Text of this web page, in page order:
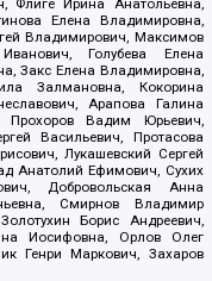
Флиге Ирина Анатольевна,
Елена Владимировна,
Владимирович, Максимов
Голубева Елена
Закс Елена Владимировна,
Залмановна, Кокорина
Арапова Галина
Прохоров Вадим Юрьевич,
Васильевич, Протасова
Лукашевский Сергей
Анатолий Ефимович, Сухих
Добровольская Анна
Смирнов Владимир
Борис Андреевич,
Иосифовна, Орлов Олег
Генри Маркович, Захаров